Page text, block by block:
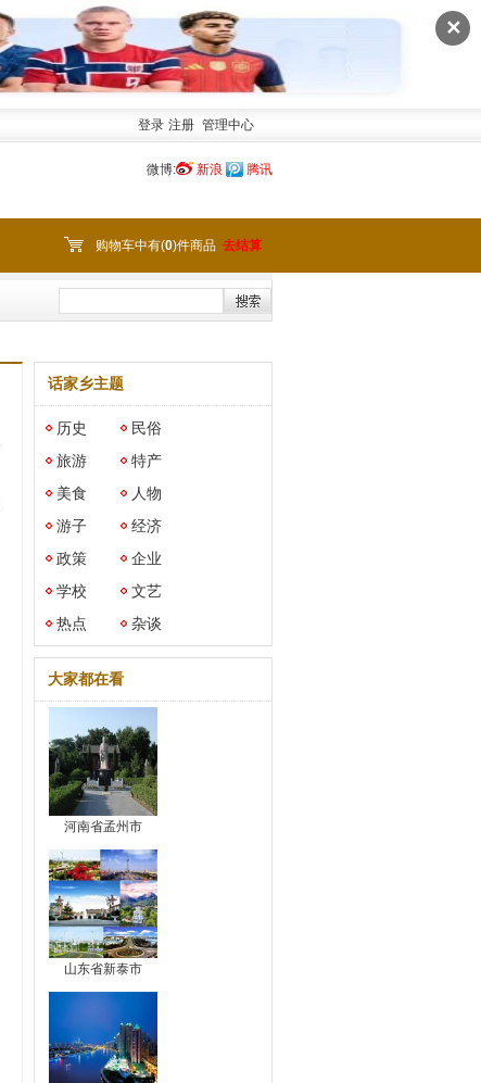
✕
登录 注册 管理中心
微博: 新浪 腾讯
购物车中有(0)件商品 去结算
话家乡主题
历史
民俗
旅游
特产
美食
人物
游子
经济
政策
企业
学校
文艺
热点
杂谈
大家都在看
河南省孟州市
山东省新泰市